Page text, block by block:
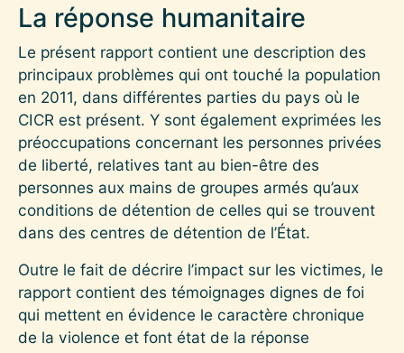
La réponse humanitaire
Le présent rapport contient une description des
principaux problèmes qui ont touché la population
en 2011, dans différentes parties du pays où le
CICR est présent. Y sont également exprimées les
préoccupations concernant les personnes privées
de liberté, relatives tant au bien-être des
personnes aux mains de groupes armés qu’aux
conditions de détention de celles qui se trouvent
dans des centres de détention de l’État.
Outre le fait de décrire l’impact sur les victimes, le
rapport contient des témoignages dignes de foi
qui mettent en évidence le caractère chronique
de la violence et font état de la réponse